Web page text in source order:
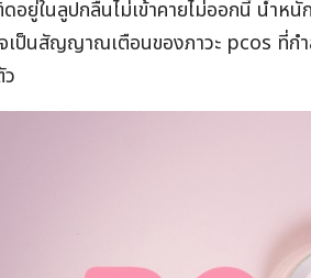
อยู่ในลูปกลืนไม่เข้าคายไม่ออกนี้ น้ำหนั
เป็นสัญญาณเตือนของภาวะ pcos ที่ก